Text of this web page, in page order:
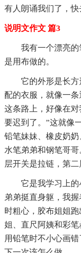
有人朗诵我们了，快
说明文作文 篇3
我有一个漂亮
是用布做的。
它的外形是长
配的衣服，就像一
这条路上，好像在
要迟到了。”这就像
铅笔妹妹、橡皮奶
水笔弟弟和钢笔哥
层开关是拉链，第二
它是我学习上
弟弟挺直身躯，我
时粗心，胶布姐姐
姐、直尺阿姨和彩
用铅笔时不小心画